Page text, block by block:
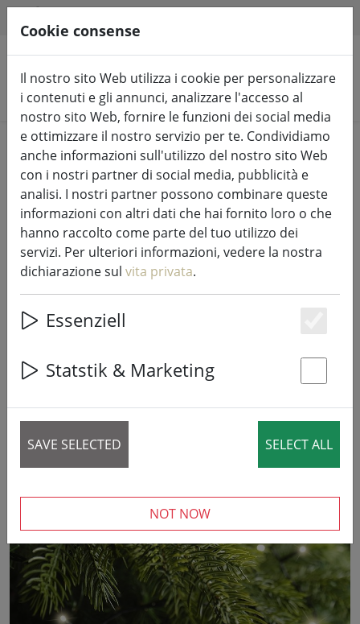
Cerca prodotti
Home Luci e illuminazione fiabesca Luci di fata
Kaemingk Lumineo LED luci
fiabesche Basic con dimmer 80 LED
bianco caldo per esterni 6 m nero
Cookie consense
Il nostro sito Web utilizza i cookie per personalizzare
i contenuti e gli annunci, analizzare l'accesso al
nostro sito Web, fornire le funzioni dei social media
e ottimizzare il nostro servizio per te. Condividiamo
anche informazioni sull'utilizzo del nostro sito Web
con i nostri partner di social media, pubblicità e
analisi. I nostri partner possono combinare queste
informazioni con altri dati che hai fornito loro o che
hanno raccolto come parte del tuo utilizzo dei
servizi. Per ulteriori informazioni, vedere la nostra
dichiarazione sul vita privata.
Essenziell
Statstik & Marketing
SAVE SELECTED SELECT ALL
NOT NOW